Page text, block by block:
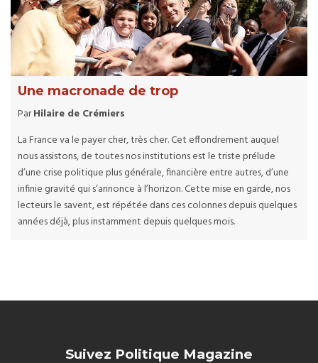
Une macronade de trop
ParHilaire de Crémiers
La France va le payer cher, très cher. Cet effondrement auquel
nous assistons, de toutes nos institutions est le triste prélude
d’une crise politique plus générale, financière entre autres, d’une
infinie gravité qui s’annonce à l’horizon. Cette mise en garde, nos
lecteurs le savent, est répétée dans ces colonnes depuis quelques
années déjà, plus instamment depuis quelques mois.
Suivez Politique Magazine